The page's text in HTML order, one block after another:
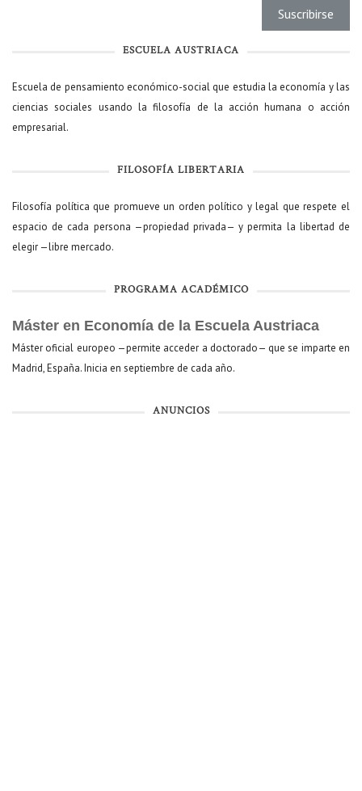
ESCUELA AUSTRIACA
Escuela de pensamiento económico-social que estudia la economía y las
ciencias sociales usando la filosofía de la acción humana o acción
empresarial.
FILOSOFÍA LIBERTARIA
Filosofía política que promueve un orden político y legal que respete el
espacio de cada persona —propiedad privada— y permita la libertad de
elegir —libre mercado.
PROGRAMA ACADÉMICO
Máster en Economía de la Escuela Austriaca
Máster oficial europeo —permite acceder a doctorado— que se imparte en
Madrid, España. Inicia en septiembre de cada año.
ANUNCIOS